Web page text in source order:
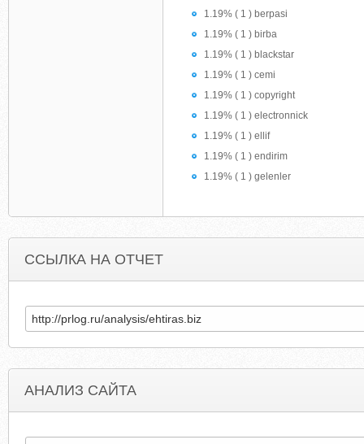
1.19% ( 1 ) berpasi
1.19% ( 1 ) birba
1.19% ( 1 ) blackstar
1.19% ( 1 ) cemi
1.19% ( 1 ) copyright
1.19% ( 1 ) electronnick
1.19% ( 1 ) ellif
1.19% ( 1 ) endirim
1.19% ( 1 ) gelenler
ССЫЛКА НА ОТЧЕТ
АНАЛИЗ САЙТА